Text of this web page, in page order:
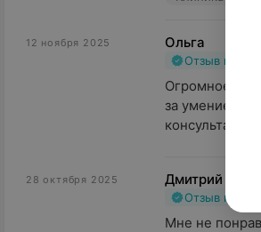
12 ноября 2025 Ольга
Отзыв
Огромное
за умение
28 октября 2025 Дмитрий
Отзыв
Мне не